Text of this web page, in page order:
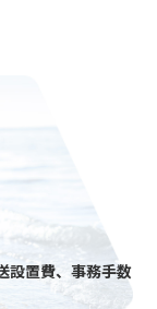
設置費、事務手数